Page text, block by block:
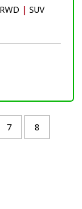
| SUV
7 8